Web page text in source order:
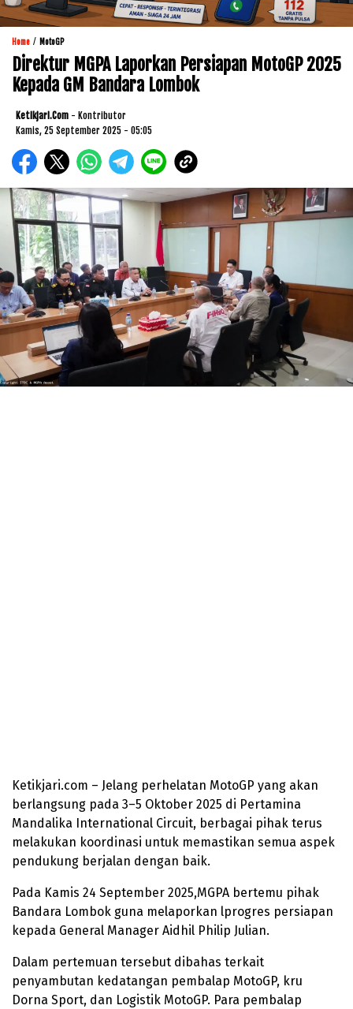
Home / MotoGP
Direktur MGPA Laporkan Persiapan MotoGP 2025
Kepada GM Bandara Lombok
Ketikjari.com - Kontributor
Kamis, 25 September 2025 - 05:05
Ketikjari.com – Jelang perhelatan MotoGP yang akan
berlangsung pada 3–5 Oktober 2025 di Pertamina
Mandalika International Circuit, berbagai pihak terus
melakukan koordinasi untuk memastikan semua aspek
pendukung berjalan dengan baik.
Pada Kamis 24 September 2025,MGPA bertemu pihak
Bandara Lombok guna melaporkan lprogres persiapan
kepada General Manager Aidhil Philip Julian.
Dalam pertemuan tersebut dibahas terkait
penyambutan kedatangan pembalap MotoGP, kru
Dorna Sport, dan Logistik MotoGP. Para pembalap